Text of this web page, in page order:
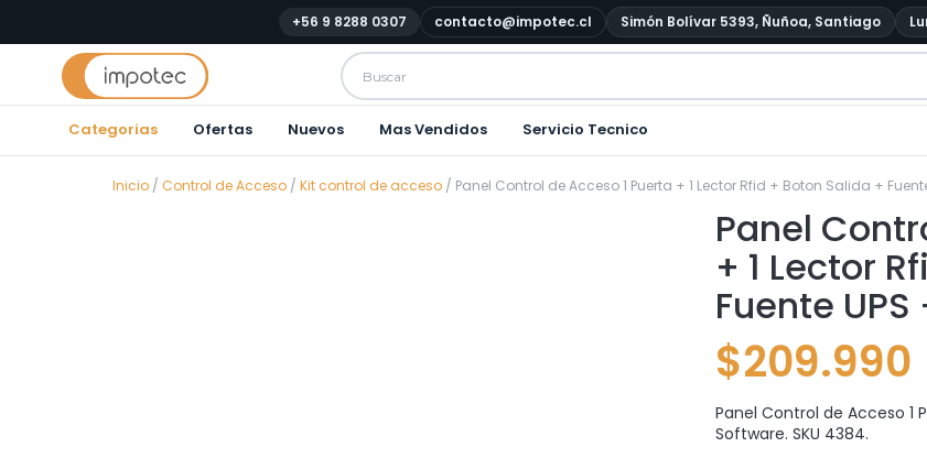
+56 9 8288 0307 contacto@impotec.cl Simón Bolívar 5393, Ñuñoa, Santiago
Categorias Ofertas Nuevos Mas Vendidos Servicio Tecnico
Inicio / Control de Acceso / Kit control de acceso / Panel Control de Acceso 1 Puerta + 1 Lector Rfid + Boton Salida +
Panel
+ 1 Lector
Fuente
$209.990
Panel Control de Acceso 1
Software. SKU 4384.